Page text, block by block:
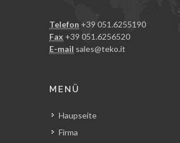
Telefon +39 051.6255190
Fax +39 051.6256520
E-mail sales@teko.it
MENÜ
Haupseite
Firma